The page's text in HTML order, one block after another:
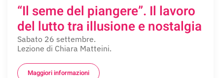
“Il seme del piangere”. Il lavoro
del lutto tra illusione e nostalgia
Sabato 26 settembre.
Lezione di Chiara Matteini.
Maggiori informazioni